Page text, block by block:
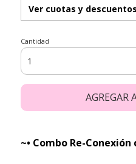
Ver cuotas y descuentos
Cantidad
AGREGAR
~• Combo Re-Conexión